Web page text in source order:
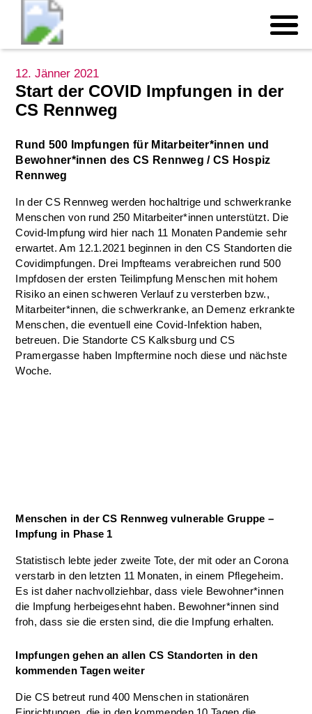
12. Jänner 2021
Start der COVID Impfungen in der
CS Rennweg
Rund 500 Impfungen für Mitarbeiter*innen und
Bewohner*innen des CS Rennweg / CS Hospiz
Rennweg
In der CS Rennweg werden hochaltrige und schwerkranke
Menschen von rund 250 Mitarbeiter*innen unterstützt. Die
Covid-Impfung wird hier nach 11 Monaten Pandemie sehr
erwartet. Am 12.1.2021 beginnen in den CS Standorten die
Covidimpfungen. Drei Impfteams verabreichen rund 500
Impfdosen der ersten Teilimpfung Menschen mit hohem
Risiko an einen schweren Verlauf zu versterben bzw.,
Mitarbeiter*innen, die schwerkranke, an Demenz erkrankte
Menschen, die eventuell eine Covid-Infektion haben,
betreuen. Die Standorte CS Kalksburg und CS
Pramergasse haben Impftermine noch diese und nächste
Woche.
Menschen in der CS Rennweg vulnerable Gruppe –
Impfung in Phase 1
Statistisch lebte jeder zweite Tote, der mit oder an Corona
verstarb in den letzten 11 Monaten, in einem Pflegeheim.
Es ist daher nachvollziehbar, dass viele Bewohner*innen
die Impfung herbeigesehnt haben. Bewohner*innen sind
froh, dass sie die ersten sind, die die Impfung erhalten.
Impfungen gehen an allen CS Standorten in den
kommenden Tagen weiter
Die CS betreut rund 400 Menschen in stationären